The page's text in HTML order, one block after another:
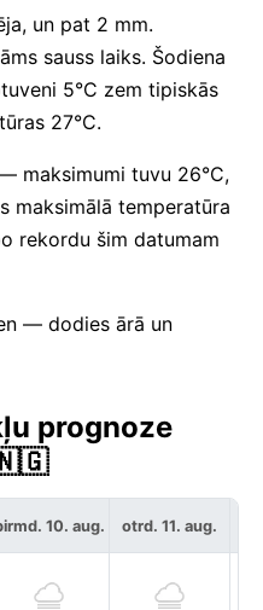
un pat 2 mm.
sauss laiks. Šodiena
5°C zem tipiskās
27°C.
maksimumi tuvu 26°C,
maksimālā temperatūra
rekordu šim datumam
— dodies ārā un
prognoze
🇳🇬
10. aug. otrd. 11. aug.